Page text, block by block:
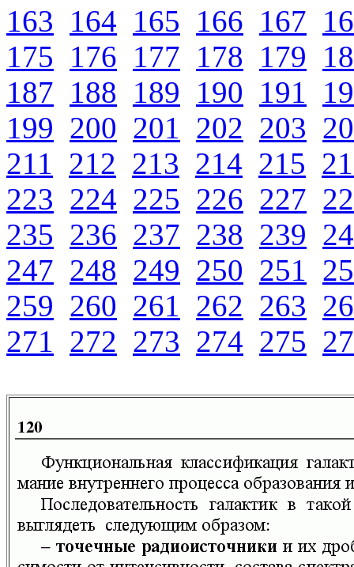
163 164 165 166 167
175 176 177 178 179
187 188 189 190 191
199 200 201 202 203
211 212 213 214 215
223 224 225 226 227
235 236 237 238 239
247 248 249 250 251
259 260 261 262 263
271 272 273 274 275